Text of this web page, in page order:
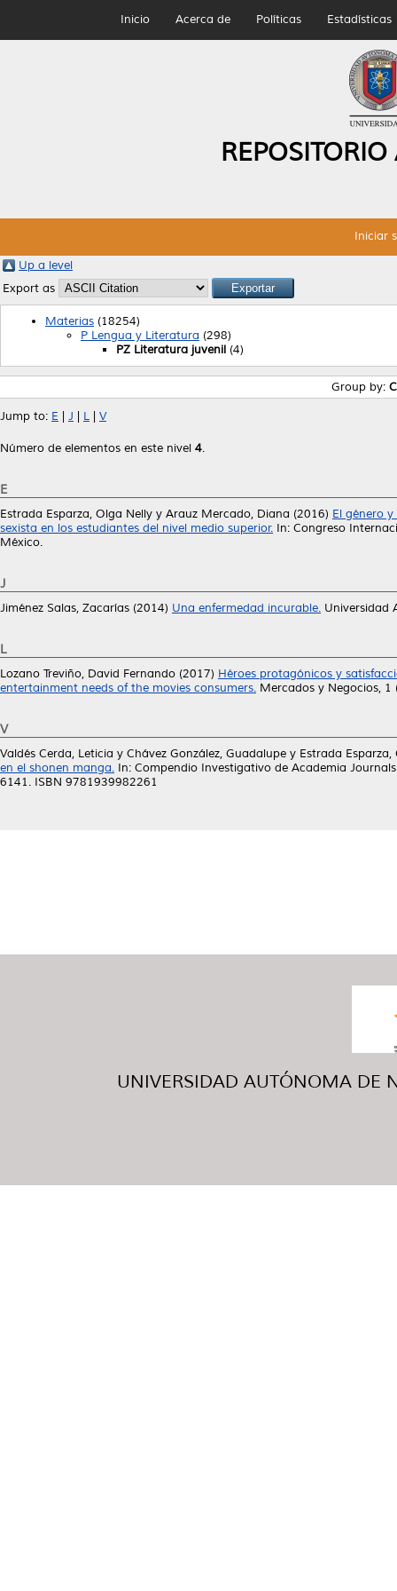
Inicio Acerca de Políticas Estadísticas
Iniciar
Up a level
Export as
Materias (18254)
P Lengua y Literatura (298)
PZ Literatura juvenil (4)
Group by:
Jump to: E J L V
Número de elementos en este nivel 4.
E
Estrada Esparza, Olga Nelly y Arauz Mercado, Diana (2016) El género
sexista en los estudiantes del nivel medio superior. In: Congreso
México.
J
Jiménez Salas, Zacarías (2014) Una enfermedad incurable. Universidad
L
Lozano Treviño, David Fernando (2017) Héroes protagónicos y
entertainment needs of the movies consumers. Mercados y Negocios,
V
Valdés Cerda, Leticia y Chávez González, Guadalupe y Estrada Esparza,
en el shonen manga. In: Compendio Investigativo de Academia
6141. ISBN 9781939982261
UNIVERSIDAD AUTÓNOMA DE